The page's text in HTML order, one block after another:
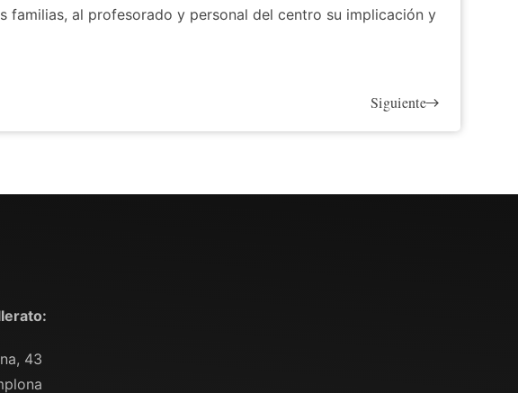
familias, al profesorado y personal del centro su implicación y
Siguiente
43